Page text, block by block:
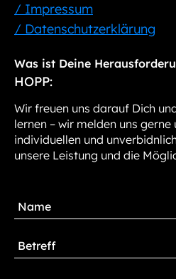
/ Impressum
/ Datenschutzerklärung
Was ist Deine
HOPP:
Wir freuen uns darauf Dich
lernen – wir melden uns
individuellen und
unsere Leistung und die